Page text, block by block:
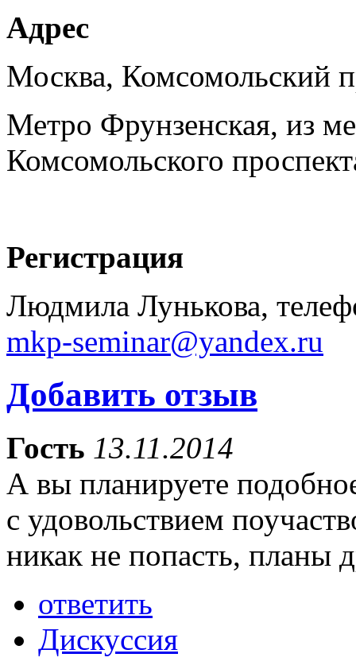
Адрес
Москва,
Метро Фрунзенская, из
Комсомольского
Регистрация
Людмила Лунькова,
mkp-seminar@yandex.ru
Добавить отзыв
Гость 13.11.2014
А вы планируете
с удовольствием
никак не попасть, планы
ответить
Дискуссия